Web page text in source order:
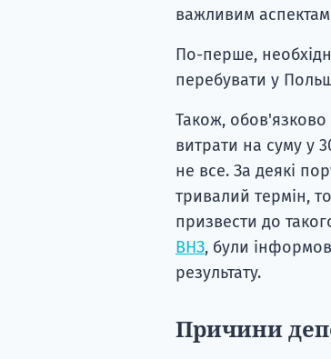
важливим
По-перше,
перебувати у
Також, обов'язково
витрати на суму у
не все. За деякі
тривалий термін,
призвести до
ВНЗ, були
результату.
Причини